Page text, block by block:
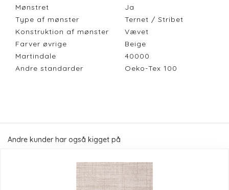
Mønstret
Ja
Type af mønster
Ternet / Stribet
Konstruktion af mønster
Vævet
Farver øvrige
Beige
Martindale
40000
Andre standarder
Oeko-Tex 100
Andre kunder har også kigget på